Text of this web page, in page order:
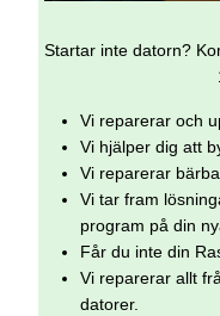
Startar inte datorn?
Vi reparerar och
Vi hjälper dig att
Vi reparerar
Vi tar fram
program på din
Får du inte din
Vi reparerar allt
datorer.